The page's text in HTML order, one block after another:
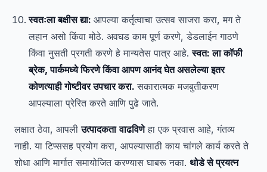
स्वतःला बक्षीस द्या: आपल्या कर्तृत्वाचा उत्सव साजरा करा, मग ते
लहान असो किंवा मोठे. अवघड काम पूर्ण करणे, डेडलाईन गाठणे
किंवा नुसती प्रगती करणे हे मान्यतेस पात्र आहे.स्वत: ला कॉफी
ब्रेक, पार्कमध्ये फिरणे किंवा आपण आनंद घेत असलेल्या इतर
कोणत्याही गोष्टीवर उपचार करा.सकारात्मक मजबुतीकरण
आपल्याला प्रेरित करते आणि पुढे जाते.
लक्षात ठेवा, आपलीउत्पादकता वाढविणेहा एक प्रवास आहे, गंतव्य
नाही. या टिप्ससह प्रयोग करा, आपल्यासाठी काय चांगले कार्य करते ते
शोधा आणि मार्गात समायोजित करण्यास घाबरू नका. थोडे से प्रयत्न